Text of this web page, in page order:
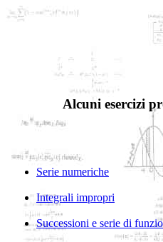
Alcuni esercizi
Serie numeriche
Integrali impropri
Successioni e serie di